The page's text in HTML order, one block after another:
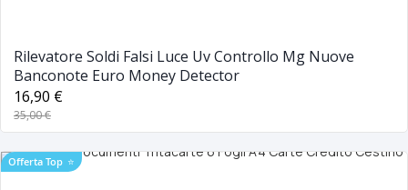
Rilevatore Soldi Falsi Luce Uv Controllo Mg Nuove
Banconote Euro Money Detector
16,90 €
35,00 €
Offerta Top ⭐